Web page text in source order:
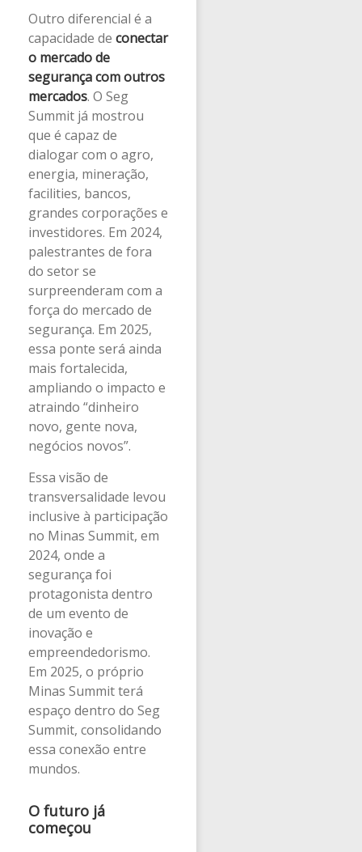
Outro diferencial é a
capacidade de conectar
o mercado de
segurança com outros
mercados. O Seg
Summit já mostrou
que é capaz de
dialogar com o agro,
energia, mineração,
facilities, bancos,
grandes corporações e
investidores. Em 2024,
palestrantes de fora
do setor se
surpreenderam com a
força do mercado de
segurança. Em 2025,
essa ponte será ainda
mais fortalecida,
ampliando o impacto e
atraindo “dinheiro
novo, gente nova,
negócios novos”.
Essa visão de
transversalidade levou
inclusive à participação
no Minas Summit, em
2024, onde a
segurança foi
protagonista dentro
de um evento de
inovação e
empreendedorismo.
Em 2025, o próprio
Minas Summit terá
espaço dentro do Seg
Summit, consolidando
essa conexão entre
mundos.
O futuro já
começou